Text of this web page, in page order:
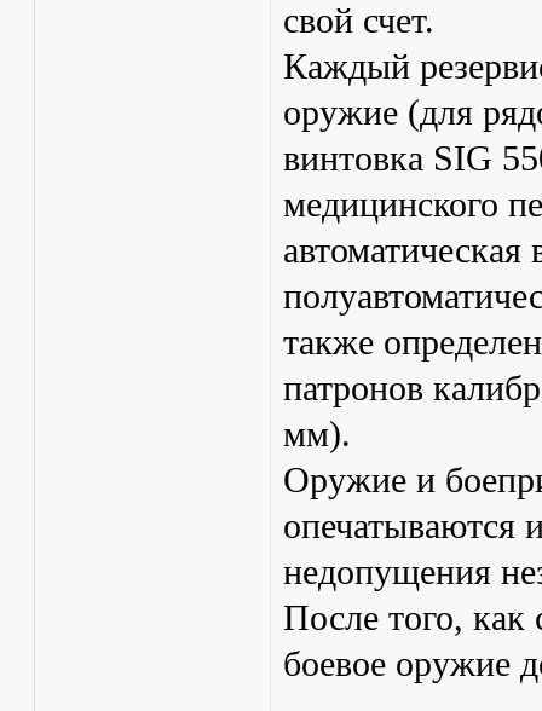
свой счет.
Каждый
оружие (для
винтовка SIG
медицинского
также
патронов
мм).
Оружие и
опечатываются
недопущения
После того, как
боевое оружие